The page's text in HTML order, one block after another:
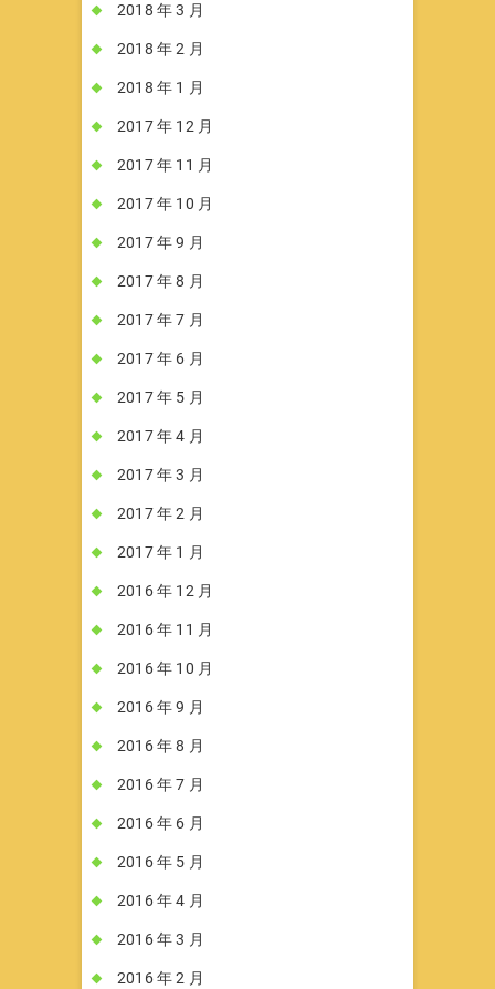
2018 年 3 月
2018 年 2 月
2018 年 1 月
2017 年 12 月
2017 年 11 月
2017 年 10 月
2017 年 9 月
2017 年 8 月
2017 年 7 月
2017 年 6 月
2017 年 5 月
2017 年 4 月
2017 年 3 月
2017 年 2 月
2017 年 1 月
2016 年 12 月
2016 年 11 月
2016 年 10 月
2016 年 9 月
2016 年 8 月
2016 年 7 月
2016 年 6 月
2016 年 5 月
2016 年 4 月
2016 年 3 月
2016 年 2 月